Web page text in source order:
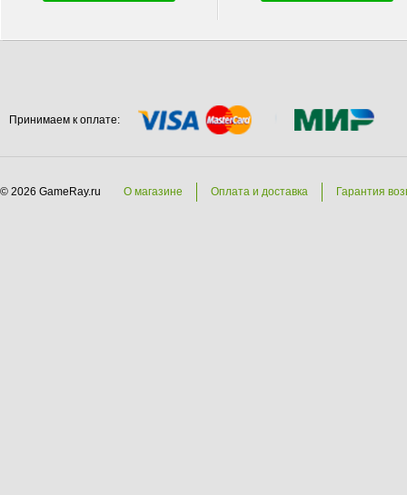
Принимаем к оплате:
© 2026 GameRay.ru О магазине Оплата и доставка Гарантия